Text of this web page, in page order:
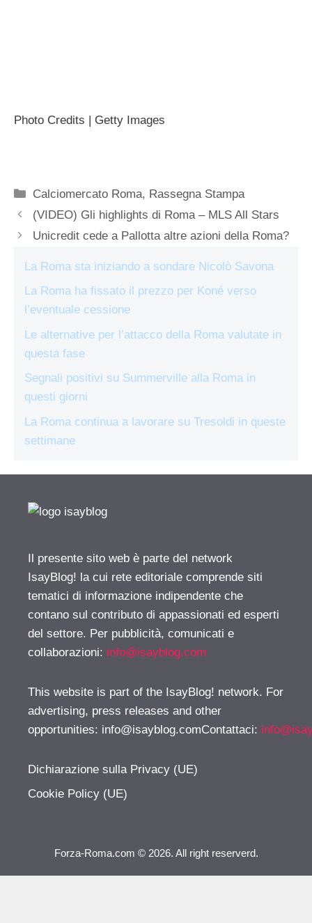
Photo Credits | Getty Images
Categorie
Calciomercato Roma, Rassegna Stampa
(VIDEO) Gli highlights di Roma – MLS All Stars
Unicredit cede a Pallotta altre azioni della Roma?
La Roma sta iniziando a sondare Nicolò Savona
La Roma ha fissato il prezzo per Koné verso
l’eventuale cessione
Le alternative per l’attacco della Roma valutate in
questa fase
Segnali positivi su Summerville alla Roma in
questi giorni
La Roma continua a lavorare su Tresoldi in queste
settimane
Il presente sito web è parte del network
IsayBlog! la cui rete editoriale comprende siti
tematici di informazione indipendente che
contano sul contributo di appassionati ed esperti
del settore. Per pubblicità, comunicati e
collaborazioni: info@isayblog.com
This website is part of the IsayBlog! network. For
advertising, press releases and other
opportunities: info@isayblog.comContattaci:
Dichiarazione sulla Privacy (UE)
Cookie Policy (UE)
Forza-Roma.com © 2026. All right reserverd.